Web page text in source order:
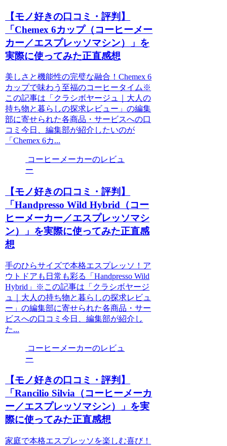
【モノ好きの口コミ・評判】
「Chemex 6カップ（コーヒーメー
カー／エスプレッソマシン）」を
実際に使ってみた正直感想
美しさと機能性の完璧な融合！Chemex 6
カップで味わう至福のコーヒータイム※
この記事は「クラシボヤージュ｜大人の
持ち物と暮らしの探求レビュー」の編集
部に寄せられた各商品・サービスへの口
コミ今日、編集部が紹介したいのが
「Chemex 6カ...
コーヒーメーカーのレビュ
ー
【モノ好きの口コミ・評判】
「Handpresso Wild Hybrid（コー
ヒーメーカー／エスプレッソマシ
ン）」を実際に使ってみた正直感
想
手のひらサイズで本格エスプレッソ！ア
ウトドアも日常も彩る「Handpresso Wild
Hybrid」※この記事は「クラシボヤージ
ュ｜大人の持ち物と暮らしの探求レビュ
ー」の編集部に寄せられた各商品・サー
ビスへの口コミ今日、編集部が紹介し
た...
コーヒーメーカーのレビュ
ー
【モノ好きの口コミ・評判】
「Rancilio Silvia（コーヒーメーカ
ー／エスプレッソマシン）」を実
際に使ってみた正直感想
家庭で本格エスプレッソを楽しむ喜び！